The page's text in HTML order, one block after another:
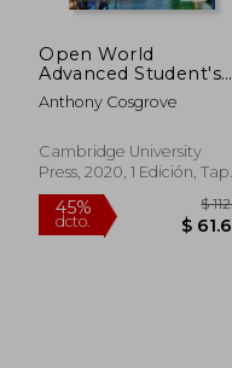
Open World
Advanced Student's
Book Without
Answers (en Inglés)
Anthony Cosgrove
Cambridge University
Press, 2020, 1 Edición, Tapa
Blanda, Nuevo